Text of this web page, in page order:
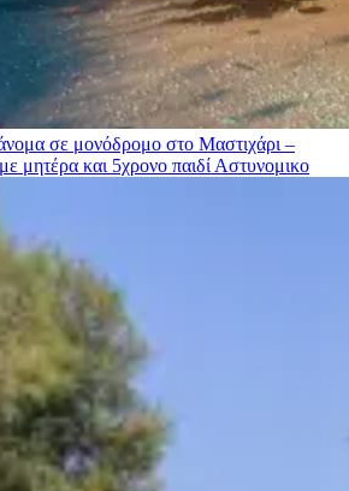
σε μονόδρομο στο Μαστιχάρι –
μητέρα και 5χρονο παιδί Αστυνομικο